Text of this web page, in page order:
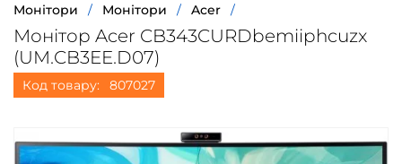
Монітори
/ Монітори / Acer /
Монітор Acer CB343CURDbemiiphcuzx
(UM.CB3EE.D07)
Код товару: 807027